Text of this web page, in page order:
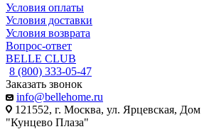
Условия оплаты
Условия доставки
Условия возврата
Вопрос-ответ
BELLE CLUB
8 (800) 333-05-47
Заказать звонок
info@bellehome.ru
121552, г. Москва, ул. Ярцевская,
"Кунцево Плаза"